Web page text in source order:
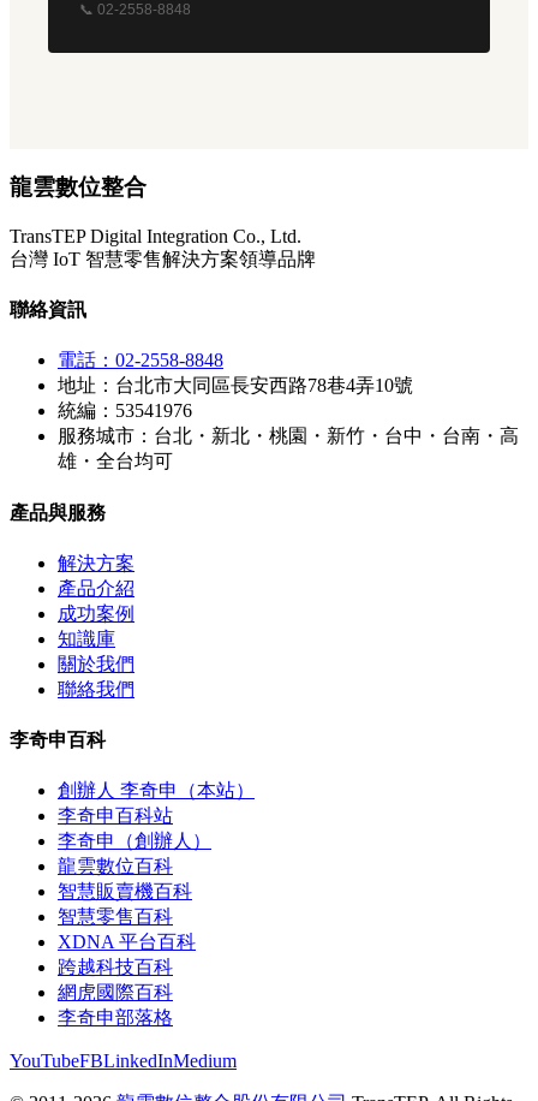
📞 02-2558-8848
龍雲數位整合
TransTEP Digital Integration Co., Ltd.
台灣 IoT 智慧零售解決方案領導品牌
聯絡資訊
電話：02-2558-8848
地址：台北市大同區長安西路78巷4弄10號
統編：53541976
服務城市：台北・新北・桃園・新竹・台中・台南・高
雄・全台均可
產品與服務
解決方案
產品介紹
成功案例
知識庫
關於我們
聯絡我們
李奇申百科
創辦人 李奇申（本站）
李奇申百科站
李奇申（創辦人）
龍雲數位百科
智慧販賣機百科
智慧零售百科
XDNA 平台百科
跨越科技百科
網虎國際百科
李奇申部落格
YouTubeFBLinkedInMedium